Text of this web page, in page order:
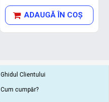
ADAUGĂ ÎN COŞ
Ghidul Clientului
Cum cumpăr?